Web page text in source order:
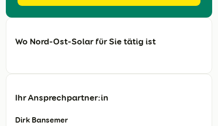
Wo Nord-Ost-Solar für Sie tätig ist
Ihr Ansprechpartner:in
Dirk Bansemer